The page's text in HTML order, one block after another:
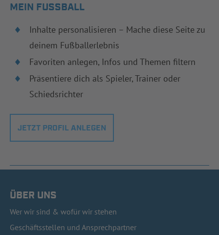
MEIN FUSSBALL
Inhalte personalisieren – Mache diese Seite zu
deinem Fußballerlebnis
Favoriten anlegen, Infos und Themen filtern
Präsentiere dich als Spieler, Trainer oder
Schiedsrichter
JETZT PROFIL ANLEGEN
ÜBER UNS
Wer wir sind & wofür wir stehen
Geschäftsstellen und Ansprechpartner